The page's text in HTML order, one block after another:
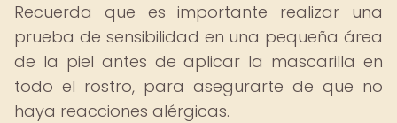
Recuerda que es importante realizar una
prueba de sensibilidad en una pequeña área
de la piel antes de aplicar la mascarilla en
todo el rostro, para asegurarte de que no
haya reacciones alérgicas.